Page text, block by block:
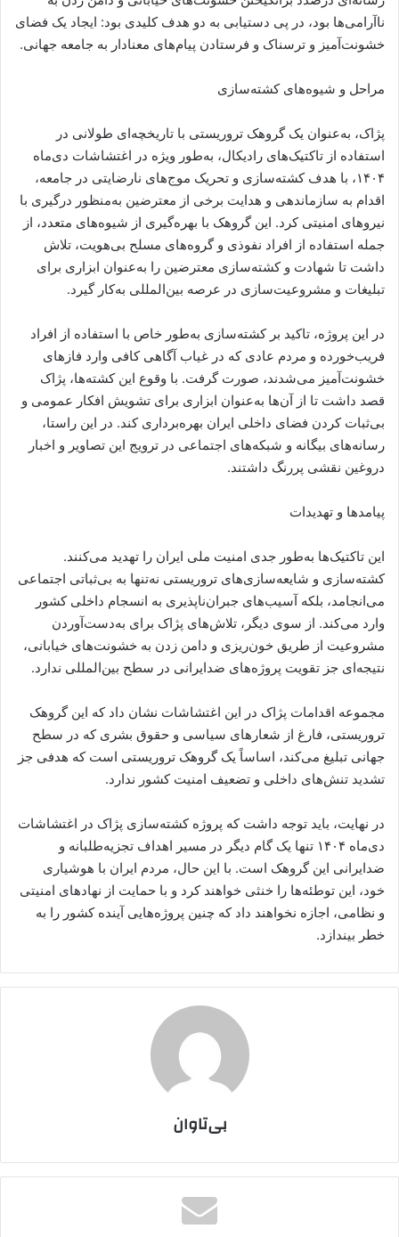
ناآرامی‌ها بود، در پی دستیابی به دو هدف کلیدی بود: ایجاد یک فضای
خشونت‌آمیز و ترسناک و فرستادن پیام‌های معنادار به جامعه جهانی.
مراحل و شیوه‌های کشته‌سازی
پژاک، به‌عنوان یک گروهک تروریستی با تاریخچه‌ای طولانی در
استفاده از تاکتیک‌های رادیکال، به‌طور ویژه در اغتشاشات دی‌ماه
۱۴۰۴، با هدف کشته‌سازی و تحریک موج‌های نارضایتی در جامعه،
اقدام به سازماندهی و هدایت برخی از معترضین به‌منظور درگیری با
نیروهای امنیتی کرد. این گروهک با بهره‌گیری از شیوه‌های متعدد، از
جمله استفاده از افراد نفوذی و گروه‌های مسلح بی‌هویت، تلاش
داشت تا شهادت و کشته‌سازی معترضین را به‌عنوان ابزاری برای
تبلیغات و مشروعیت‌سازی در عرصه بین‌المللی به‌کار گیرد.
در این پروژه، تاکید بر کشته‌سازی به‌طور خاص با استفاده از افراد
فریب‌خورده و مردم عادی که در غیاب آگاهی کافی وارد فازهای
خشونت‌آمیز می‌شدند، صورت گرفت. با وقوع این کشته‌ها، پژاک
قصد داشت تا از آن‌ها به‌عنوان ابزاری برای تشویش افکار عمومی و
بی‌ثبات کردن فضای داخلی ایران بهره‌برداری کند. در این راستا،
رسانه‌های بیگانه و شبکه‌های اجتماعی در ترویج این تصاویر و اخبار
دروغین نقشی پررنگ داشتند.
پیامدها و تهدیدات
این تاکتیک‌ها به‌طور جدی امنیت ملی ایران را تهدید می‌کنند.
کشته‌سازی و شایعه‌سازی‌های تروریستی نه‌تنها به بی‌ثباتی اجتماعی
می‌انجامد، بلکه آسیب‌های جبران‌ناپذیری به انسجام داخلی کشور
وارد می‌کند. از سوی دیگر، تلاش‌های پژاک برای به‌دست‌آوردن
مشروعیت از طریق خون‌ریزی و دامن زدن به خشونت‌های خیابانی،
نتیجه‌ای جز تقویت پروژه‌های ضدایرانی در سطح بین‌المللی ندارد.
مجموعه اقدامات پژاک در این اغتشاشات نشان داد که این گروهک
تروریستی، فارغ از شعارهای سیاسی و حقوق بشری که در سطح
جهانی تبلیغ می‌کند، اساساً یک گروهک تروریستی است که هدفی جز
تشدید تنش‌های داخلی و تضعیف امنیت کشور ندارد.
در نهایت، باید توجه داشت که پروژه کشته‌سازی پژاک در اغتشاشات
دی‌ماه ۱۴۰۴ تنها یک گام دیگر در مسیر اهداف تجزیه‌طلبانه و
ضدایرانی این گروهک است. با این حال، مردم ایران با هوشیاری
خود، این توطئه‌ها را خنثی خواهند کرد و با حمایت از نهادهای امنیتی
و نظامی، اجازه نخواهند داد که چنین پروژه‌هایی آینده کشور را به
خطر بیندازد.
بی‌تاوان